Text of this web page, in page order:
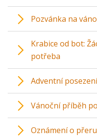
Pozvánka na
Krabice od bot:
potřeba
Adventní posezení
Vánoční příběh
Oznámení o